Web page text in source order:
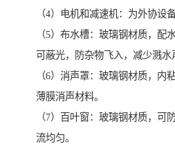
（4）电机和减速机：为外协设备
（5）布水槽：玻璃钢材质，配
可蔽光，防杂物飞入，减少溅水
（6）消声罩：玻璃钢材质，内
薄膜消声材料。
（7）百叶窗：玻璃钢材质，可
流均匀。